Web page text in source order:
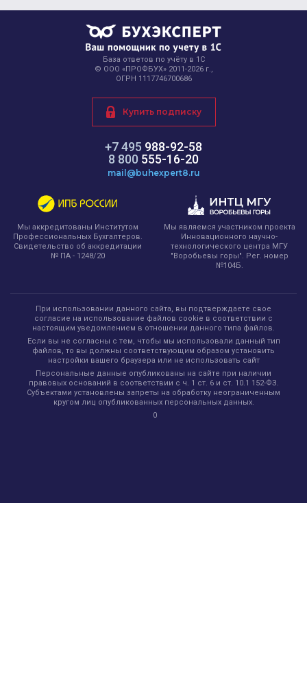
База ответов по учёту в 1С
© ООО «ПРОФБУХ» 2011-2026 г.,
ОГРН 1117746700686
+7 495 988-92-58
8 800 555-16-20
mail@buhexpert8.ru
Купить подписку
Мы аккредитованы Институтом
Профессиональных Бухгалтеров.
Свидетельство об аккредитации
№ ПА - 1248/20
Мы являемся участником проекта
Инновационного научно-
технологического центра МГУ
"Воробьевы горы". Рег. номер
№104Б.
При использовании данного сайта, вы подтверждаете свое
согласие на использование файлов cookie в соответствии с
настоящим уведомлением в отношении данного типа файлов.
Если вы не согласны с тем, чтобы мы использовали данный тип
файлов, то вы должны соответствующим образом установить
настройки вашего браузера или не использовать сайт
Персональные данные опубликованы на сайте при наличии
правовых оснований в соответствии с ч. 1 ст. 6 и ст. 10.1 152-ФЗ.
Субъектами установлены запреты на обработку неограниченным
кругом лиц опубликованных персональных данных.
0